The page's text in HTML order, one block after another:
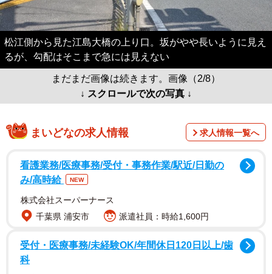
松江側から見た江島大橋の上り口。坂がやや長いように見え
るが、勾配はそこまで急には見えない
まだまだ画像は続きます。画像（2/8）
↓ スクロールで次の写真 ↓
まいどなの求人情報 求人情報一覧へ
看護業務/医療事務/受付・事務作業/駅近/日勤の
み/高時給
NEW
株式会社スーパーナース
千葉県 浦安市
派遣社員：時給1,600円
受付・医療事務/未経験OK/年間休日120日以上/歯
科